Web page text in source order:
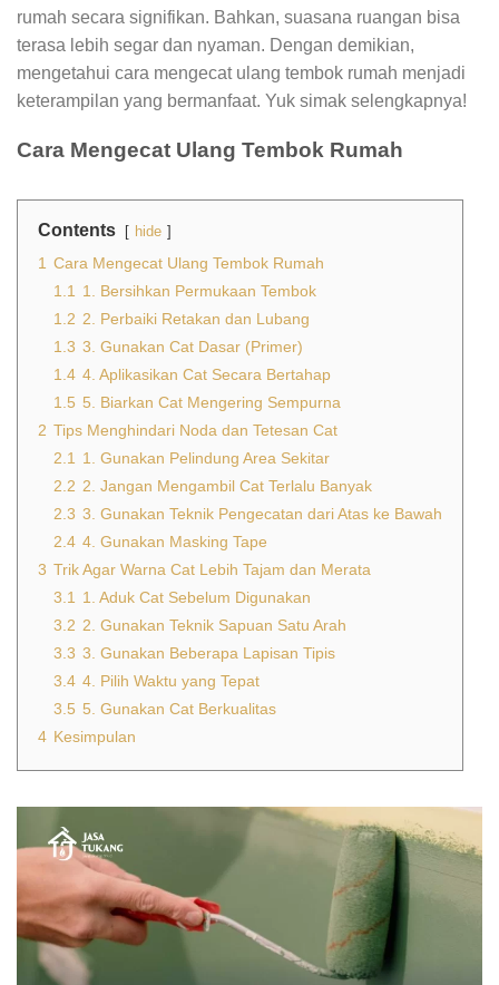
rumah secara signifikan. Bahkan, suasana ruangan bisa
terasa lebih segar dan nyaman. Dengan demikian,
mengetahui cara mengecat ulang tembok rumah menjadi
keterampilan yang bermanfaat. Yuk simak selengkapnya!
Cara Mengecat Ulang Tembok Rumah
Contents hide
1 Cara Mengecat Ulang Tembok Rumah
1.1 1. Bersihkan Permukaan Tembok
1.2 2. Perbaiki Retakan dan Lubang
1.3 3. Gunakan Cat Dasar (Primer)
1.4 4. Aplikasikan Cat Secara Bertahap
1.5 5. Biarkan Cat Mengering Sempurna
2 Tips Menghindari Noda dan Tetesan Cat
2.1 1. Gunakan Pelindung Area Sekitar
2.2 2. Jangan Mengambil Cat Terlalu Banyak
2.3 3. Gunakan Teknik Pengecatan dari Atas ke Bawah
2.4 4. Gunakan Masking Tape
3 Trik Agar Warna Cat Lebih Tajam dan Merata
3.1 1. Aduk Cat Sebelum Digunakan
3.2 2. Gunakan Teknik Sapuan Satu Arah
3.3 3. Gunakan Beberapa Lapisan Tipis
3.4 4. Pilih Waktu yang Tepat
3.5 5. Gunakan Cat Berkualitas
4 Kesimpulan